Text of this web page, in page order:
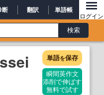
断 翻訳 単語帳
ログイン
単語を保存
瞬間英作文
添削で伸ばす
無料で試す